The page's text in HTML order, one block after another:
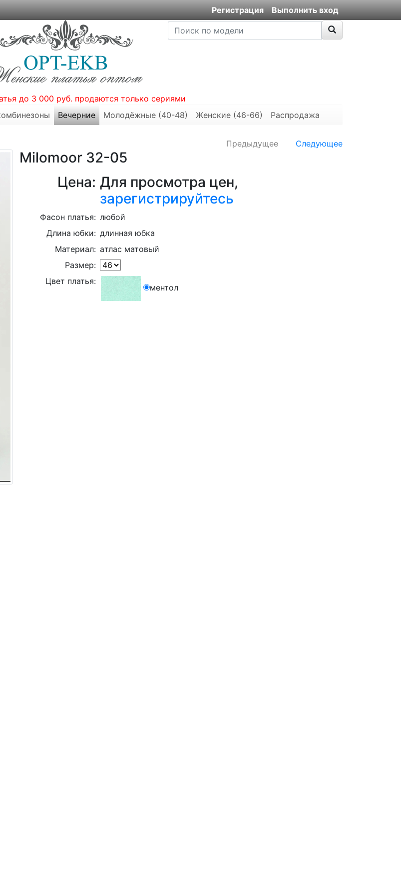
Регистрация Выполнить вход
до 3 000 руб. продаются только сериями
Вечерние Молодёжные (40-48) Женские (46-66) Распродажа
Предыдущее Следующее
Milomoor 32-05
Цена: Для просмотра цен,
зарегистрируйтесь
Фасон платья: любой
Длина юбки: длинная юбка
Материал: aтлас матовый
Размер:
Цвет платья:
ментол